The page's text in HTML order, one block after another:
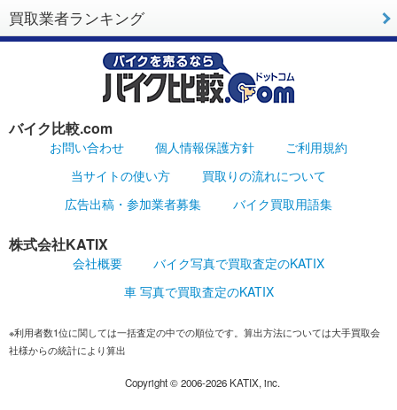
買取業者ランキング
バイク比較.com
お問い合わせ 個人情報保護方針
ご利用規約
当サイトの使い方
買取りの流れについて
広告出稿・参加業者募集
バイク買取用語集
株式会社KATIX
会社概要
バイク写真で買取査定のKATIX
車 写真で買取査定のKATIX
※利用者数1位に関しては一括査定の中での順位です。算出方法については大手買取会
社様からの統計により算出
Copyright ©2006-2026KATIX, inc.